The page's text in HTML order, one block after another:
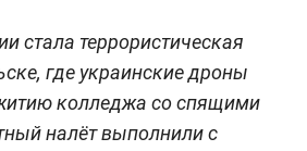
стала террористическая
где украинские дроны
колледжа со спящими
налёт выполнили с